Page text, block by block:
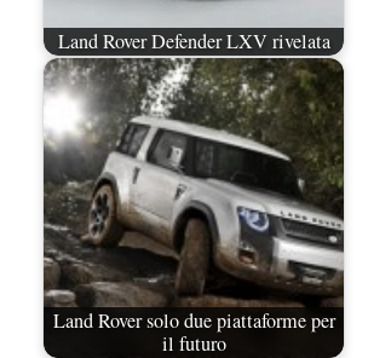
Land Rover Defender LXV rivelata
Land Rover solo due piattaforme per
il futuro